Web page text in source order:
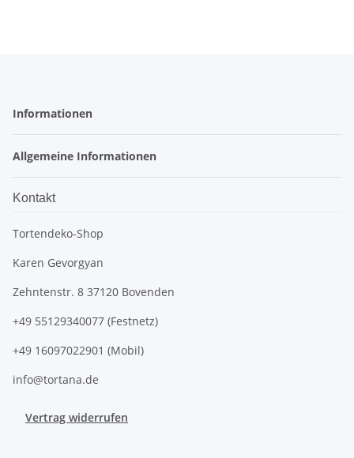
Informationen
Allgemeine Informationen
Kontakt
Tortendeko-Shop
Karen Gevorgyan
Zehntenstr. 8 37120 Bovenden
+49 55129340077 (Festnetz)
+49 16097022901 (Mobil)
info@tortana.de
Vertrag widerrufen